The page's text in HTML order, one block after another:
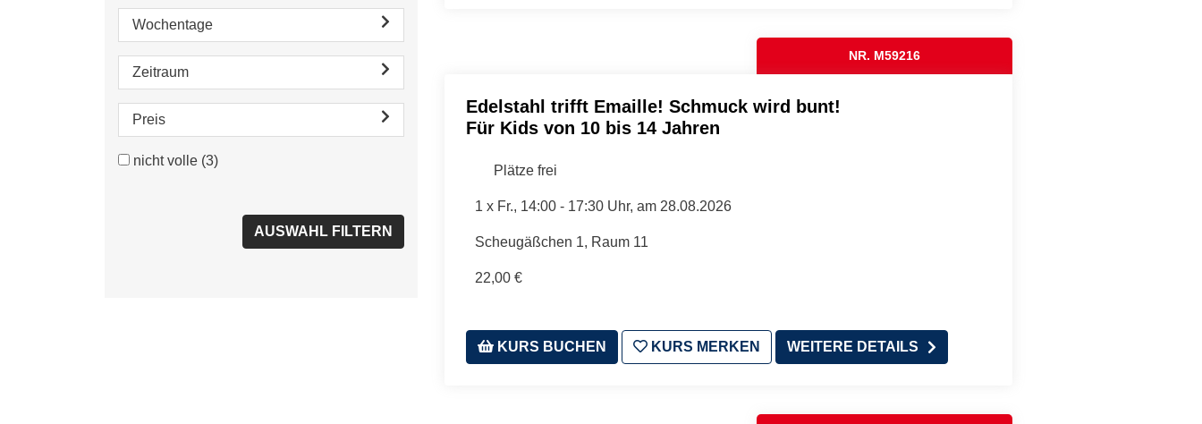
Wochentage
Zeitraum
Preis
nicht volle (3)
NR. M59216
Edelstahl trifft Emaille! Schmuck wird bunt!
Für Kids von 10 bis 14 Jahren
Plätze frei
1 x Fr., 14:00 - 17:30 Uhr, am 28.08.2026
Scheugäßchen 1, Raum 11
22,00 €
KURS BUCHEN KURS MERKEN WEITERE DETAILS